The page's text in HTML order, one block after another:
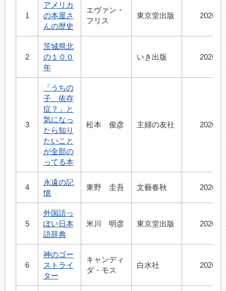
1
アメリカ
の本屋さ
んの歴史
エヴァン・
フリス
東京堂出版 2026.8
2
茨城県北
の１００
年
いき出版 2026.8
3
「うちの
子、依存
症？」と
気になっ
たら知り
たいこと
が全部の
ってる本
松本 俊彦 主婦の友社 2026.8
4
永遠の記
憶
東野 圭吾 文藝春秋 2026.8
5
外国語っ
ぽい日本
語辞典
米川 明彦 東京堂出版 2026.8
6
神のゴー
ストライ
ター
キャンディ
ダ・モス
白水社 2026.8